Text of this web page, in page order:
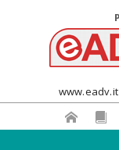
www.eadv.it